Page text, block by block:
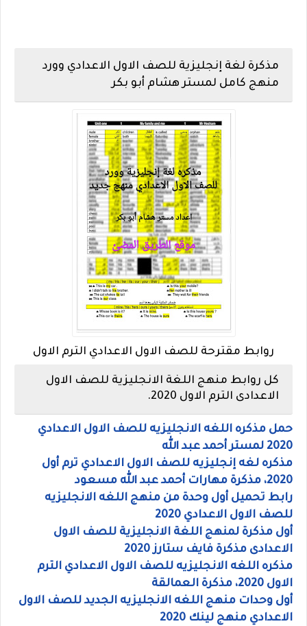
مذكرة لغة إنجليزية للصف الاول الاعدادي وورد
منهج كامل لمستر هشام أبو بكر
روابط مقترحة للصف الاول الاعدادي الترم الاول
كل روابط منهج اللغة الانجليزية للصف الاول
الاعدادى الترم الاول 2020.
حمل مذكره اللغه الانجليزيه للصف الاول الاعدادي
2020 لمستر أحمد عبد الله
مذكره لغه إنجليزيه للصف الاول الاعدادي ترم أول
2020، مذكرة مهارات أحمد عبد الله مسعود
رابط تحميل أول وحدة من منهج اللغه الانجليزيه
للصف الاول الاعدادي 2020
أول مذكرة لمنهج اللغة الانجليزية للصف الاول
الاعدادى مذكرة فايف ستارز 2020
مذكره اللغه الانجليزيه للصف الاول الاعدادي الترم
الاول 2020، مذكرة العمالقة
أول وحدات منهج اللغه الانجليزيه الجديد للصف الاول
الاعدادي منهج لينك 2020